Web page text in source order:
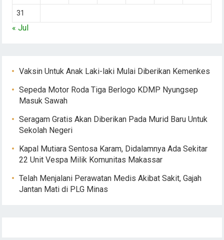
31
« Jul
Vaksin Untuk Anak Laki-laki Mulai Diberikan Kemenkes
Sepeda Motor Roda Tiga Berlogo KDMP Nyungsep
Masuk Sawah
Seragam Gratis Akan Diberikan Pada Murid Baru Untuk
Sekolah Negeri
Kapal Mutiara Sentosa Karam, Didalamnya Ada Sekitar
22 Unit Vespa Milik Komunitas Makassar
Telah Menjalani Perawatan Medis Akibat Sakit, Gajah
Jantan Mati di PLG Minas